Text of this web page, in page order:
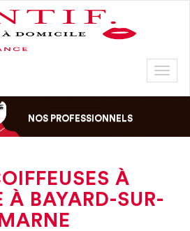
NOS PROFESSIONNELS
À
À BAYARD-SUR-
MARNE